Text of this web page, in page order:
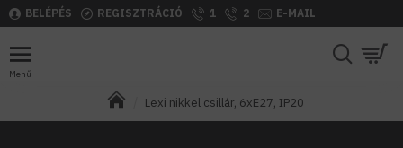
BELÉPÉS REGISZTRÁCIÓ 1 2 E-MAIL
Lexi nikkel csillár, 6xE27, IP20